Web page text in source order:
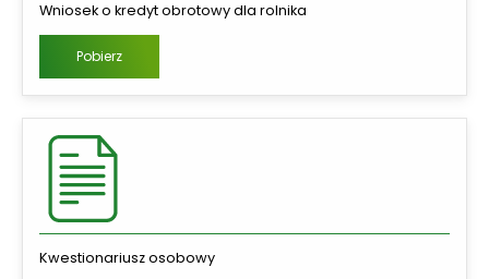
Wniosek o kredyt obrotowy dla rolnika
Pobierz
Kwestionariusz osobowy